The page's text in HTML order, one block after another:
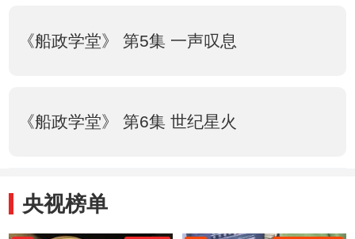
《船政学堂》 第5集 一声叹息
《船政学堂》 第6集 世纪星火
央视榜单